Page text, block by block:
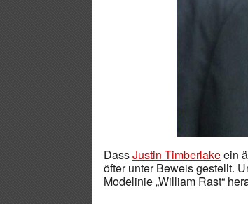
DassJustin Timberlakeein
öfter unter Beweis gestellt.
Modelinie „William Rast“